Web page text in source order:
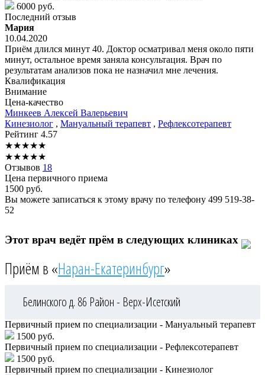
6000 руб.
Последний отзыв
Мария
10.04.2020
Приём длился минут 40. Доктор осматривал меня около пяти
минут, остальное время заняла консультация. Врач по
результатам анализов пока не назначил мне лечения.
Квалификация
Внимание
Цена-качество
Минкеев Алексей Валерьевич
Кинезиолог , Мануальный терапевт , Рефлексотерапевт
Рейтинг 4.57
★★★★★
★★★★★
Отзывов 18
Цена первичного приема
1500 руб.
Вы можете записаться к этому врачу по телефону 499 519-38-
52
Этот врач ведёт прём в следующих клиниках
Приём в «Наран-Екатеринбург»
Белинского д. 86 Район - Верх-Исетский
Первичный прием по специализации - Мануальный терапевт
1500 руб.
Первичный прием по специализации - Рефлексотерапевт
1500 руб.
Первичный прием по специализации - Кинезиолог